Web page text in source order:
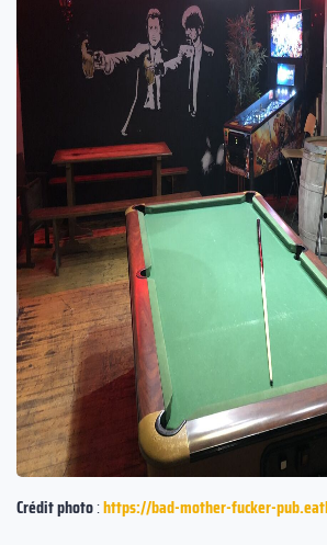
Crédit photo:https://bad-mother-fucker-